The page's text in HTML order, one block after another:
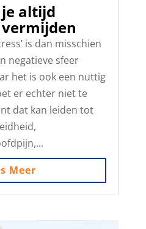
altijd
is dan misschien
negatieve sfeer
het is ook een nuttig
er echter niet te
dat kan leiden tot
Meer